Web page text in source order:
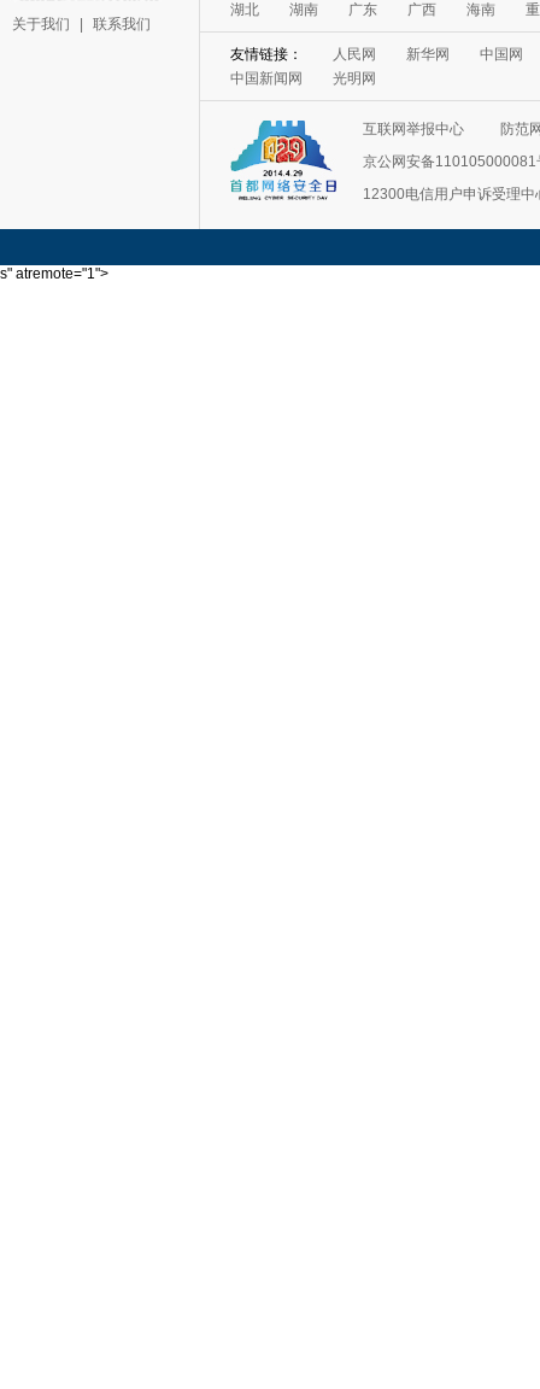
关于我们 联系我们
湖北
湖南 广东 广西 海南
友情链接： 人民网 新华网
中国网
中国新闻网
光明网
互联网举报中心
防范
京公网安备110105000081
12300电信用户申诉受理中
s" atremote="1">